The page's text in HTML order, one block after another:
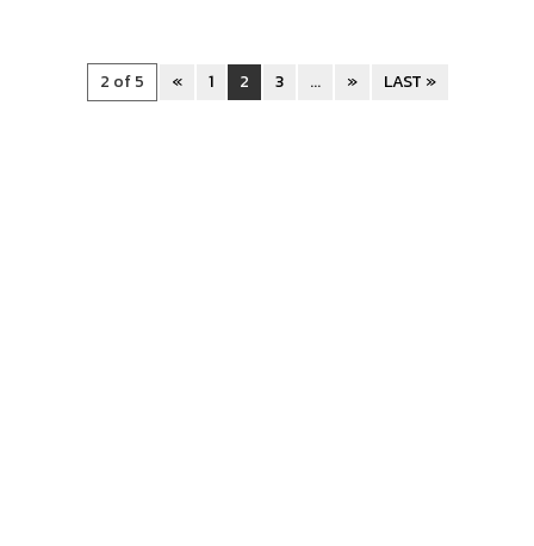
2 of 5 « 1 2 3 ... » LAST »